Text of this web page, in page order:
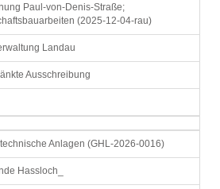
Paul-von-Denis-Straße;
(2025-12-04-rau)
Landau
Ausschreibung
Anlagen (GHL-2026-0016)
Hassloch_